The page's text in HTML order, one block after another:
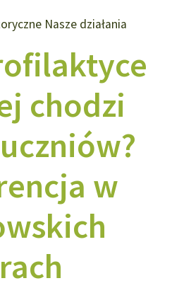
Nasze działania
chodzi
w